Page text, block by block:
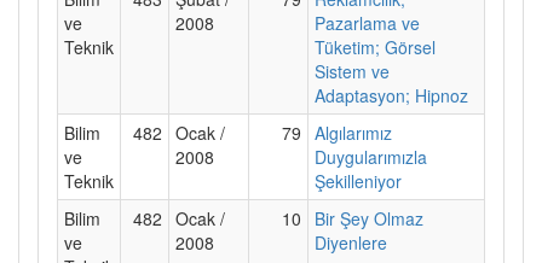
ve
Teknik
2008
Pazarlama ve
Tüketim; Görsel
Sistem ve
Adaptasyon; Hipnoz
Bilim
ve
Teknik
482 Ocak /
2008
79 Algılarımız
Duygularımızla
Şekilleniyor
Bilim
ve
482 Ocak /
2008
10
Bir Şey Olmaz
Diyenlere